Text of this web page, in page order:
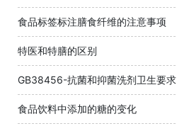
食品标签标注膳食纤维的注意事项
特医和特膳的区别
GB38456-抗菌和抑菌洗剂卫生要求
食品饮料中添加的糖的变化